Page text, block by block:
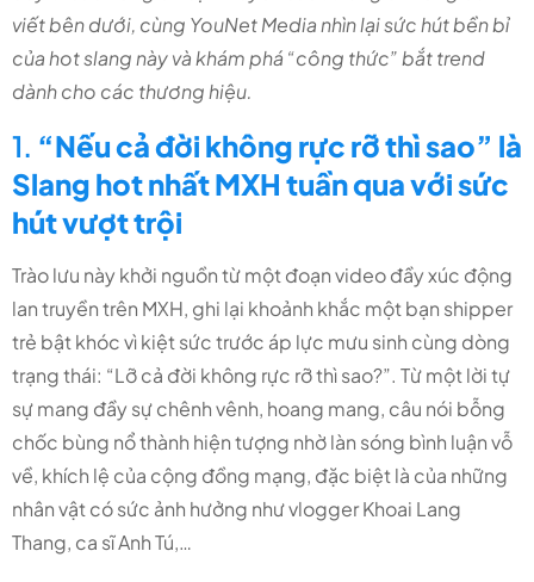
viết bên dưới, cùng YouNet Media nhìn lại sức hút bền bỉ
của hot slang này và khám phá “công thức” bắt trend
dành cho các thương hiệu.
1. “Nếu cả đời không rực rỡ thì sao” là
Slang hot nhất MXH tuần qua với sức
hút vượt trội
Trào lưu này khởi nguồn từ một đoạn video đầy xúc động
lan truyền trên MXH, ghi lại khoảnh khắc một bạn shipper
trẻ bật khóc vì kiệt sức trước áp lực mưu sinh cùng dòng
trạng thái: “Lỡ cả đời không rực rỡ thì sao?”. Từ một lời tự
sự mang đầy sự chênh vênh, hoang mang, câu nói bỗng
chốc bùng nổ thành hiện tượng nhờ làn sóng bình luận vỗ
về, khích lệ của cộng đồng mạng, đặc biệt là của những
nhân vật có sức ảnh hưởng như vlogger Khoai Lang
Thang, ca sĩ Anh Tú,…